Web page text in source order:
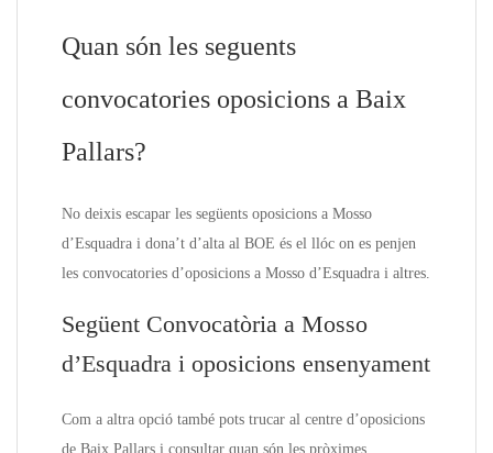
Quan són les seguents
convocatories oposicions a Baix
Pallars?
No deixis escapar les següents oposicions a Mosso
d’Esquadra i dona’t d’alta al BOE és el llóc on es penjen
les convocatories d’oposicions a Mosso d’Esquadra i altres.
Següent Convocatòria a Mosso
d’Esquadra i oposicions ensenyament
Com a altra opció també pots trucar al centre d’oposicions
de Baix Pallars i consultar quan són les pròximes